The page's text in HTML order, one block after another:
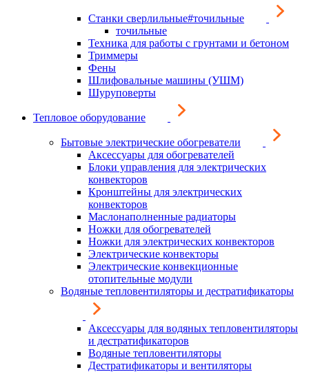
Станки сверлильные#точильные
точильные
Техника для работы с грунтами и бетоном
Триммеры
Фены
Шлифовальные машины (УШМ)
Шуруповерты
Тепловое оборудование
Бытовые электрические обогреватели
Аксессуары для обогревателей
Блоки управления для электрических
конвекторов
Кронштейны для электрических
конвекторов
Маслонаполненные радиаторы
Ножки для обогревателей
Ножки для электрических конвекторов
Электрические конвекторы
Электрические конвекционные
отопительные модули
Водяные тепловентиляторы и дестратификаторы
Аксессуары для водяных тепловентиляторы
и дестратификаторов
Водяные тепловентиляторы
Дестратификаторы и вентиляторы